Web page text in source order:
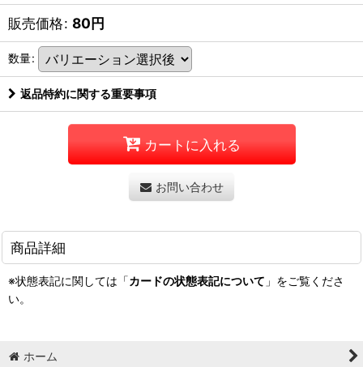
販売価格: 80円
数量:
返品特約に関する重要事項
カートに入れる
お問い合わせ
商品詳細
※状態表記に関しては「カードの状態表記について 」をご覧くださ
い。
ホーム